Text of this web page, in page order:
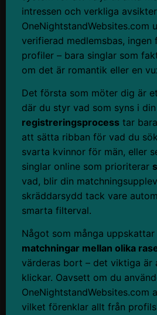
intressen och verkliga
OneNightstandWebsites.com
verifierad medlemsbas,
profiler – bara singlar som
om det är romantik eller en
Det första som möter dig är
där du styr vad som syns i
registreringsprocess tar
att sätta ribban för vad du
svarta kvinnor för män, eller
singlar online som prioriterar
vad, blir din
skräddarsydd tack vare
smarta filterval.
Något som många
matchningar mellan olika
värderas bort – det viktiga är
klickar. Oavsett om du
vilket förenklar allt från